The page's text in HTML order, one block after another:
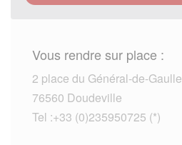
Vous rendre sur place :
2 place du Général-de-Gaulle
76560 Doudeville
Tel :+33 (0)235950725 (*)